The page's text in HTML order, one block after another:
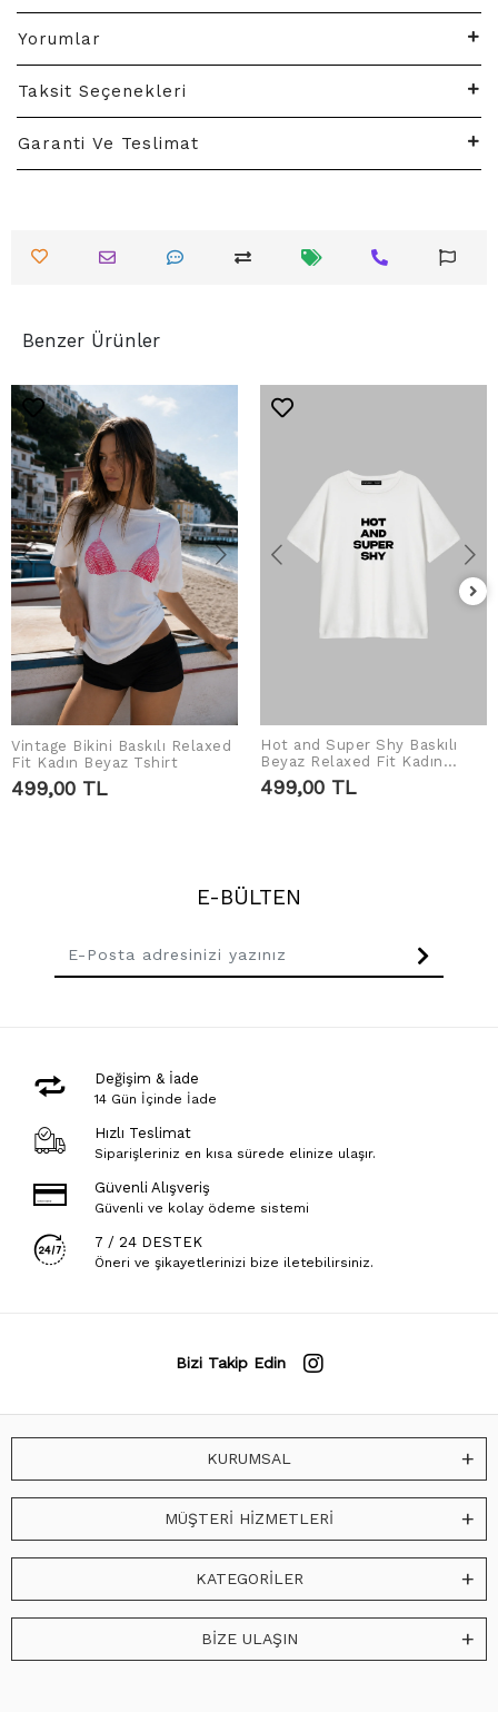
Yorumlar
Taksit Seçenekleri
Garanti Ve Teslimat
Benzer Ürünler
SEPETE EKLE
Vintage Bikini Baskılı Relaxed
Fit Kadın Beyaz Tshirt
499,00 TL
SEPETE EKLE
Hot and Super Shy Baskılı
Beyaz Relaxed Fit Kadın
Tshirt
499,00 TL
E-BÜLTEN
Değişim & İade
14 Gün İçinde İade
Hızlı Teslimat
Siparişleriniz en kısa sürede elinize ulaşır.
Güvenli Alışveriş
Güvenli ve kolay ödeme sistemi
7 / 24 DESTEK
Öneri ve şikayetlerinizi bize iletebilirsiniz.
Bizi Takip Edin
KURUMSAL
MÜŞTERİ HİZMETLERİ
KATEGORİLER
BİZE ULAŞIN